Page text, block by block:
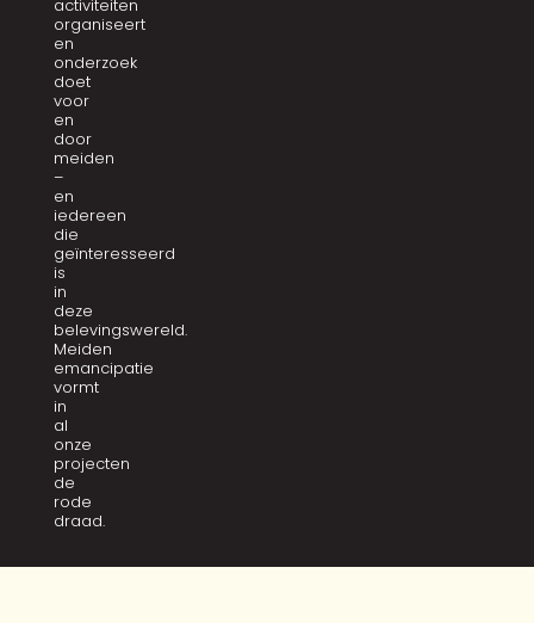
activiteiten
organiseert
en
onderzoek
doet
voor
en
door
meiden
–
en
iedereen
die
geïnteresseerd
is
in
deze
belevingswereld.
Meiden
emancipatie
vormt
in
al
onze
projecten
de
rode
draad.